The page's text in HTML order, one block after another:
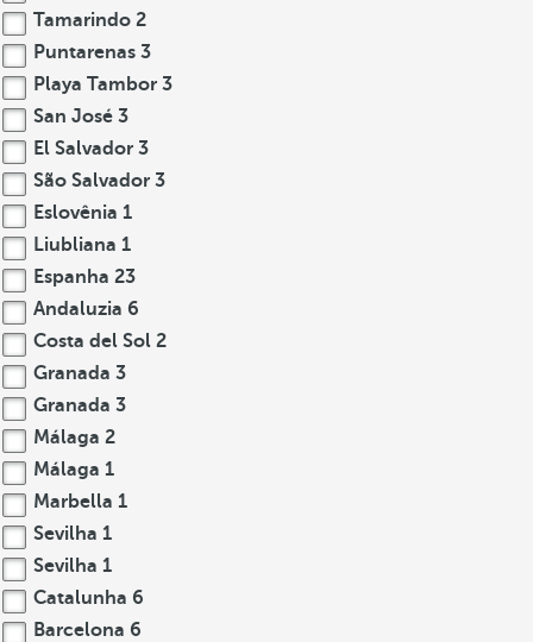
Tamarindo 2
Puntarenas 3
Playa Tambor 3
San José 3
El Salvador 3
São Salvador 3
Eslovênia 1
Liubliana 1
Espanha 23
Andaluzia 6
Costa del Sol 2
Granada 3
Granada 3
Málaga 2
Málaga 1
Marbella 1
Sevilha 1
Sevilha 1
Catalunha 6
Barcelona 6